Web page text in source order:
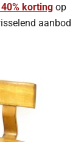
korting op
aanbod